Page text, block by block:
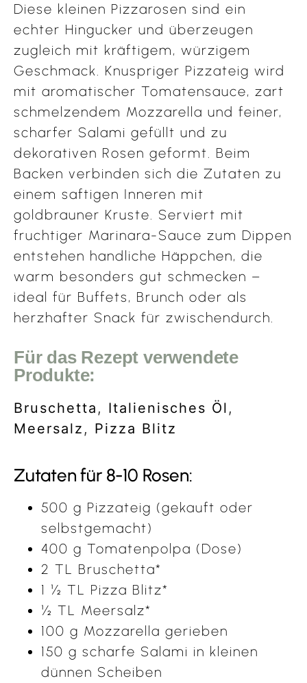
Diese kleinen Pizzarosen sind ein
echter Hingucker und überzeugen
zugleich mit kräftigem, würzigem
Geschmack. Knuspriger Pizzateig wird
mit aromatischer Tomatensauce, zart
schmelzendem Mozzarella und feiner,
scharfer Salami gefüllt und zu
dekorativen Rosen geformt. Beim
Backen verbinden sich die Zutaten zu
einem saftigen Inneren mit
goldbrauner Kruste. Serviert mit
fruchtiger Marinara-Sauce zum Dippen
entstehen handliche Häppchen, die
warm besonders gut schmecken –
ideal für Buffets, Brunch oder als
herzhafter Snack für zwischendurch.
Für das Rezept verwendete
Produkte:
Bruschetta , Italienisches Öl ,
Meersalz , Pizza Blitz
Zutaten für 8-10 Rosen:
500 g Pizzateig (gekauft oder
selbstgemacht)
400 g Tomatenpolpa (Dose)
2 TL Bruschetta*
1 ½ TL Pizza Blitz*
½ TL Meersalz*
100 g Mozzarella gerieben
150 g scharfe Salami in kleinen
dünnen Scheiben